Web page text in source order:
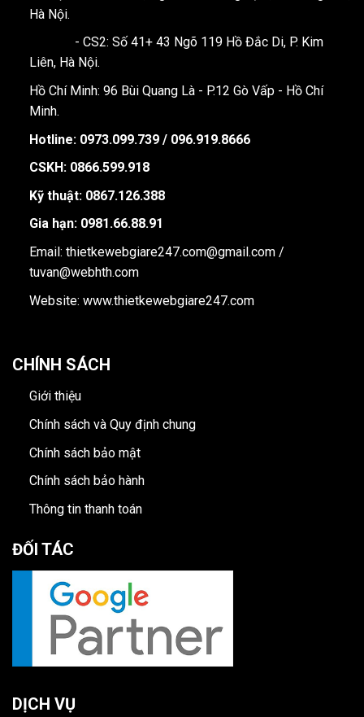
Hà Nội.
- CS2: Số 41+ 43 Ngõ 119 Hồ Đắc Di, P. Kim
Liên, Hà Nội.
Hồ Chí Minh: 96 Bùi Quang Là - P.12 Gò Vấp - Hồ Chí
Minh.
Hotline: 0973.099.739 / 096.919.8666
CSKH: 0866.599.918
Kỹ thuật: 0867.126.388
Gia hạn: 0981.66.88.91
Email: thietkewebgiare247.com@gmail.com /
tuvan@webhth.com
Website: www.thietkewebgiare247.com
CHÍNH SÁCH
Giới thiệu
Chính sách và Quy định chung
Chính sách bảo mật
Chính sách bảo hành
Thông tin thanh toán
ĐỐI TÁC
DỊCH VỤ